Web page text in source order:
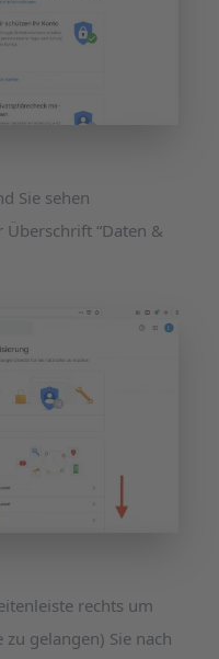
Sie sehen
“Daten &
rechts um
gelangen) Sie nach